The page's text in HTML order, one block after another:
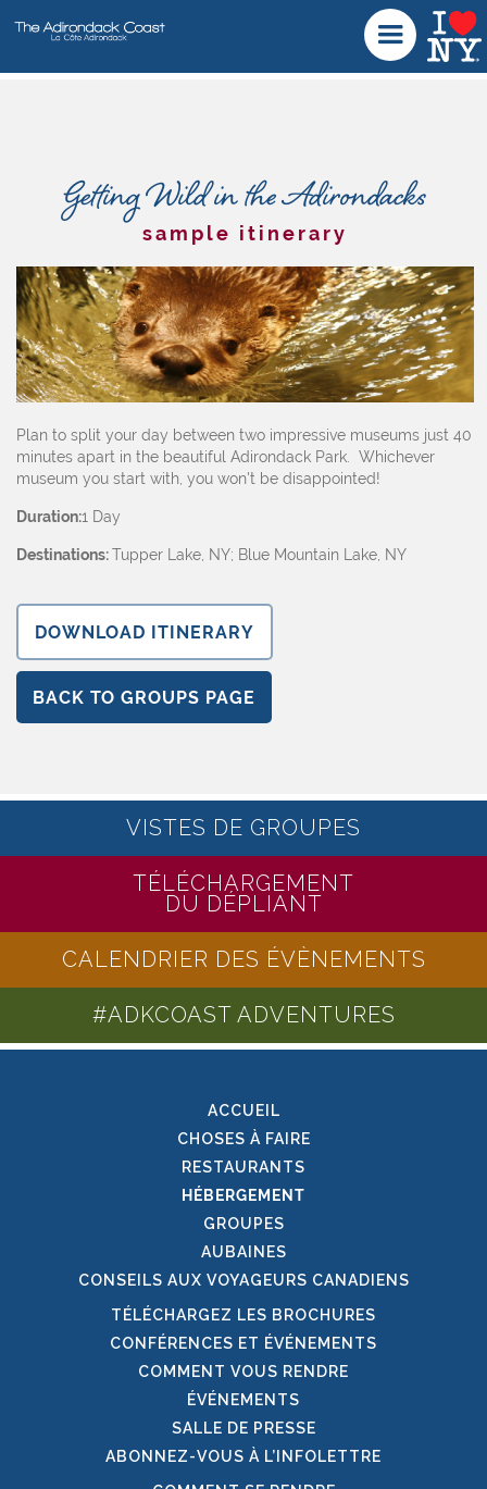
Getting Wild in the Adirondacks
sample itinerary
Plan to split your day between two impressive museums just 40
minutes apart in the beautiful Adirondack Park. Whichever
museum you start with, you won't be disappointed!
Duration:1 Day
Destinations:Tupper Lake, NY; Blue Mountain Lake, NY
DOWNLOAD ITINERARY
BACK TO GROUPS PAGE
VISTES DE GROUPES
TÉLÉCHARGEMENT
DU DÉPLIANT
CALENDRIER DES ÉVÈNEMENTS
#ADKCOAST ADVENTURES
ACCUEIL
CHOSES À FAIRE
RESTAURANTS
HÉBERGEMENT
GROUPES
AUBAINES
CONSEILS AUX VOYAGEURS CANADIENS
TÉLÉCHARGEZ LES BROCHURES
CONFÉRENCES ET ÉVÉNEMENTS
COMMENT VOUS RENDRE
ÉVÉNEMENTS
SALLE DE PRESSE
ABONNEZ-VOUS À L’INFOLETTRE